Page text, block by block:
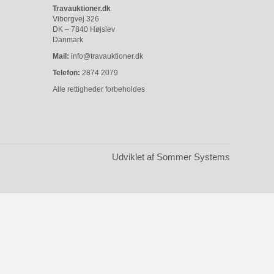
Travauktioner.dk
Viborgvej 326
DK – 7840 Højslev
Danmark
Mail: info@travauktioner.dk
Telefon: 2874 2079
Alle rettigheder forbeholdes
Udviklet af Sommer Systems